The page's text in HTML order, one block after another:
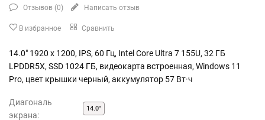
Отзывов (0) Написать отзыв
В избранное Сравнить
14.0" 1920 x 1200, IPS, 60 Гц, Intel Core Ultra 7 155U, 32 ГБ
LPDDR5X, SSD 1024 ГБ, видеокарта встроенная, Windows 11
Pro, цвет крышки черный, аккумулятор 57 Вт·ч
Диагональ
экрана:
14.0"